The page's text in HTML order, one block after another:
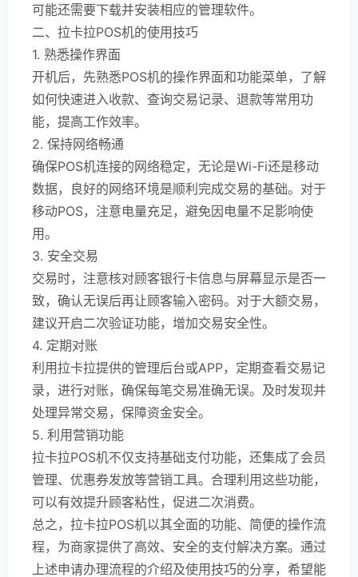
可能还需要下载并安装相应的管理软件。
二、拉卡拉POS机的使用技巧
1. 熟悉操作界面
开机后，先熟悉POS机的操作界面和功能菜单，了解
如何快速进入收款、查询交易记录、退款等常用功
能，提高工作效率。
2. 保持网络畅通
确保POS机连接的网络稳定，无论是Wi-Fi还是移动
数据，良好的网络环境是顺利完成交易的基础。对于
移动POS，注意电量充足，避免因电量不足影响使
用。
3. 安全交易
交易时，注意核对顾客银行卡信息与屏幕显示是否一
致，确认无误后再让顾客输入密码。对于大额交易，
建议开启二次验证功能，增加交易安全性。
4. 定期对账
利用拉卡拉提供的管理后台或APP，定期查看交易记
录，进行对账，确保每笔交易准确无误。及时发现并
处理异常交易，保障资金安全。
5. 利用营销功能
拉卡拉POS机不仅支持基础支付功能，还集成了会员
管理、优惠券发放等营销工具。合理利用这些功能，
可以有效提升顾客粘性，促进二次消费。
总之，拉卡拉POS机以其全面的功能、简便的操作流
程，为商家提供了高效、安全的支付解决方案。通过
上述申请办理流程的介绍及使用技巧的分享，希望能